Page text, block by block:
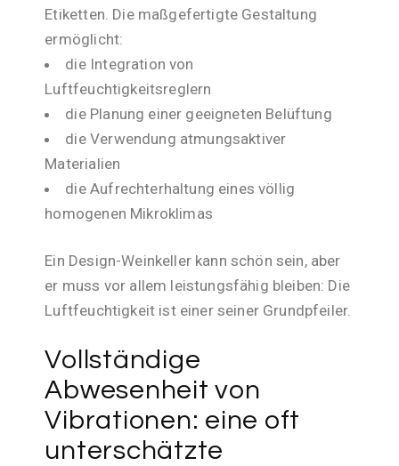
Etiketten. Die maßgefertigte Gestaltung
ermöglicht:
die Integration von
Luftfeuchtigkeitsreglern
die Planung einer geeigneten Belüftung
die Verwendung atmungsaktiver
Materialien
die Aufrechterhaltung eines völlig
homogenen Mikroklimas
Ein Design-Weinkeller kann schön sein, aber
er muss vor allem leistungsfähig bleiben: Die
Luftfeuchtigkeit ist einer seiner Grundpfeiler.
Vollständige
Abwesenheit von
Vibrationen: eine oft
unterschätzte